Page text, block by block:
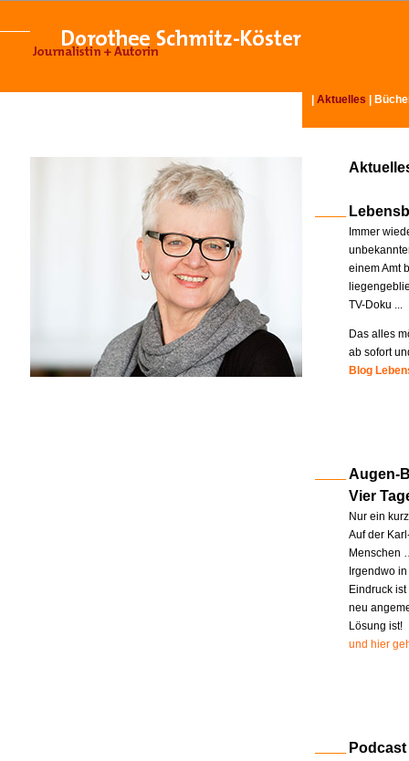
Aktuelles
Immer
einem Amt
TV-Doku ...
Das alles
ab sofort
Blog
Augen-
Vier
Nur ein
Auf der
Menschen
Irgendwo
Eindruck
neu
Lösung ist!
und hier
Podcast